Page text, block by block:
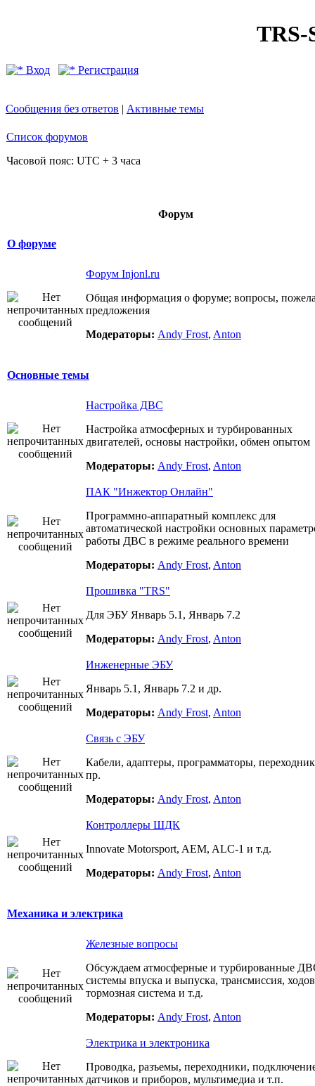
TRS-
Вход Регистрация
Сообщения без ответов | Активные темы
Список форумов
Часовой пояс: UTC + 3 часа
Форум
О форуме
Форум Injonl.ru
Общая информация о форуме; вопросы,
предложения
Модераторы: Andy Frost, Anton
Основные темы
Настройка ДВС
Настройка атмосферных и турбированных
двигателей, основы настройки, обмен опытом
Модераторы: Andy Frost, Anton
ПАК "Инжектор Онлайн"
Программно-аппаратный комплекс для
автоматической настройки основных
работы ДВС в режиме реального времени
Модераторы: Andy Frost, Anton
Прошивка "TRS"
Для ЭБУ Январь 5.1, Январь 7.2
Модераторы: Andy Frost, Anton
Инженерные ЭБУ
Январь 5.1, Январь 7.2 и др.
Модераторы: Andy Frost, Anton
Связь с ЭБУ
Кабели, адаптеры, программаторы,
пр.
Модераторы: Andy Frost, Anton
Контроллеры ШДК
Innovate Motorsport, AEM, ALC-1 и т.д.
Модераторы: Andy Frost, Anton
Механика и электрика
Железные вопросы
Обсуждаем атмосферные и турбированные
системы впуска и выпуска, трансмиссия,
тормозная система и т.д.
Модераторы: Andy Frost, Anton
Электрика и электроника
Проводка, разъемы, переходники,
датчиков и приборов, мультимедиа и т.п.